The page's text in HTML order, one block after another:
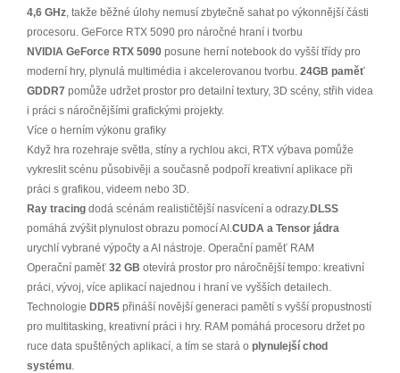
4,6 GHz, takže běžné úlohy nemusí zbytečně sahat po výkonnější části
procesoru. GeForce RTX 5090 pro náročné hraní i tvorbu
NVIDIA GeForce RTX 5090 posune herní notebook do vyšší třídy pro
moderní hry, plynulá multimédia i akcelerovanou tvorbu. 24GB paměť
GDDR7 pomůže udržet prostor pro detailní textury, 3D scény, střih videa
i práci s náročnějšími grafickými projekty.
Více o herním výkonu grafiky
Když hra rozehraje světla, stíny a rychlou akci, RTX výbava pomůže
vykreslit scénu působivěji a současně podpoří kreativní aplikace při
práci s grafikou, videem nebo 3D.
Ray tracing dodá scénám realističtější nasvícení a odrazy.DLSS
pomáhá zvýšit plynulost obrazu pomocí AI.CUDA a Tensor jádra
urychlí vybrané výpočty a AI nástroje. Operační paměť RAM
Operační paměť 32 GB otevírá prostor pro náročnější tempo: kreativní
práci, vývoj, více aplikací najednou i hraní ve vyšších detailech.
Technologie DDR5 přináší novější generaci pamětí s vyšší propustností
pro multitasking, kreativní práci i hry. RAM pomáhá procesoru držet po
ruce data spuštěných aplikací, a tím se stará o plynulejší chod
systému.